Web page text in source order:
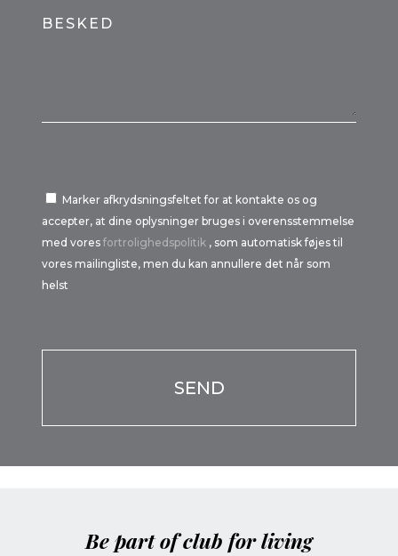
BESKED
Marker afkrydsningsfeltet for at kontakte os og
accepter, at dine oplysninger bruges i overensstemmelse
med voresfortrolighedspolitik , som automatisk føjes til
vores mailingliste, men du kan annullere det når som
helst
deja
favor,
Be part of club for living